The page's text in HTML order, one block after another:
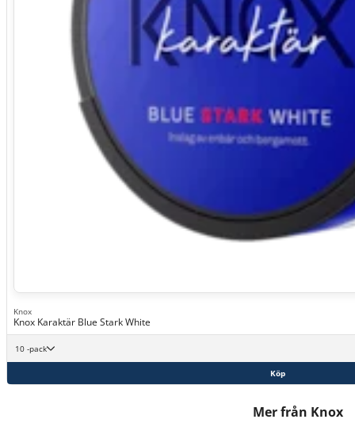
Knox
Knox Karaktär Blue Stark White
10 -pack
Köp
Mer från Knox